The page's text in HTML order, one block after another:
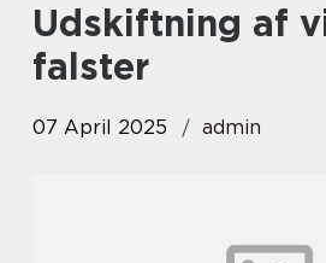
udskiftning af vinduer
falster
07 April 2025 admin